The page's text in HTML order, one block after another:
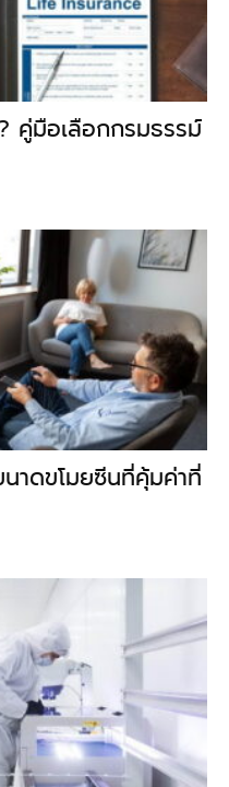
คู่มือเลือกกรมธรรม์
าดขโมยซีนที่คุ้มค่าที่